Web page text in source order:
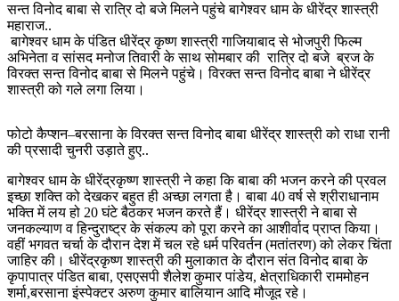
सन्त विनोद बाबा से रात्रि दो बजे मिलने पहुंचे बागेश्वर धाम के धीरेंद्र शास्त्री
महाराज..
बागेश्वर धाम के पंडित धीरेंद्र कृष्ण शास्त्री गाजियाबाद से भोजपुरी फिल्म
अभिनेता व सांसद मनोज तिवारी के साथ सोमबार की रात्रि दो बजे ब्रज के
विरक्त सन्त विनोद बाबा से मिलने पहुंचे। विरक्त सन्त विनोद बाबा ने धीरेंद्र
शास्त्री को गले लगा लिया।
फोटो कैप्शन–बरसाना के विरक्त सन्त विनोद बाबा धीरेंद्र शास्त्री को राधा रानी
की प्रसादी चुनरी उड़ाते हुए..
बागेश्वर धाम के धीरेंद्रकृष्ण शास्त्री ने कहा कि बाबा की भजन करने की प्रवल
इच्छा शक्ति को देखकर बहुत ही अच्छा लगता है। बाबा 40 वर्ष से श्रीराधानाम
भक्ति में लय हो 20 घंटे बैठकर भजन करते हैं। धीरेंद्र शास्त्री ने बाबा से
जनकल्याण व हिन्दुराष्ट्र के संकल्प को पूरा करने का आशीर्वाद प्राप्त किया।
वहीं भगवत चर्चा के दौरान देश में चल रहे धर्म परिवर्तन (मतांतरण) को लेकर चिंता
जाहिर की। धीरेंद्रकृष्ण शास्त्री की मुलाकात के दौरान संत विनोद बाबा के
कृपापात्र पंडित बाबा, एसएसपी शैलेश कुमार पांडेय, क्षेत्राधिकारी राममोहन
शर्मा,बरसाना इंस्पेक्टर अरुण कुमार बालियान आदि मौजूद रहे।